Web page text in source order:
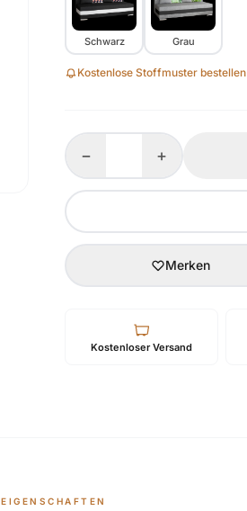
Schwarz Grau
Kostenlose Stoffmuster bestellen
− +
Merken
Kostenloser Versand
EIGENSCHAFTEN